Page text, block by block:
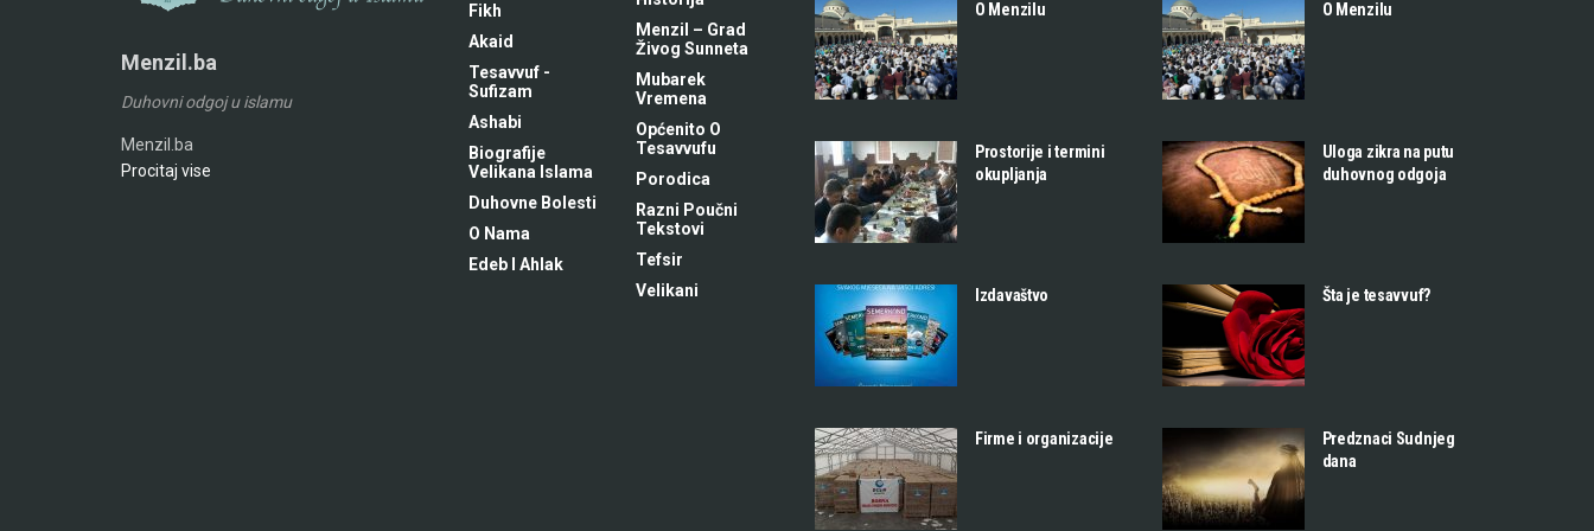
Menzil.ba
Duhovni odgoj u islamu
Menzil.ba
Procitaj vise
Fikh
Akaid
Tesavvuf -
Sufizam
Ashabi
Biografije
Velikana Islama
Duhovne Bolesti
O Nama
Edeb I Ahlak
Menzil – Grad
Živog Sunneta
Mubarek
Vremena
Općenito O
Tesavvufu
Porodica
Razni Poučni
Tekstovi
Tefsir
Velikani
O Menzilu
Prostorije i termini
okupljanja
Izdavaštvo
Firme i organizacije
O Menzilu
Uloga zikra na putu
duhovnog odgoja
Šta je tesavvuf?
Predznaci Sudnjeg
dana